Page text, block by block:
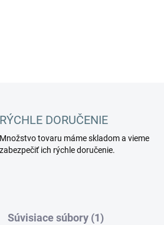
RÝCHLE DORUČENIE
Množstvo tovaru máme skladom a vieme
zabezpečiť ich rýchle doručenie.
Súvisiace súbory (1)